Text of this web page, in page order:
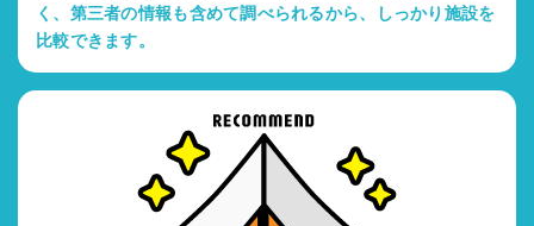
く、第三者の情報も含めて調べられるから、しっかり施設を
比較できます。